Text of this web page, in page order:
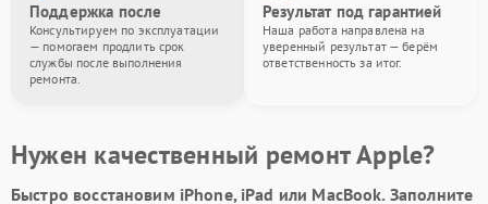
Поддержка после
Консультируем по эксплуатации
— помогаем продлить срок
службы после выполнения
ремонта.
Результат под гарантией
Наша работа направлена на
уверенный результат — берём
ответственность за итог.
Нужен качественный ремонт Apple?
Быстро восстановим iPhone, iPad или MacBook. Заполните